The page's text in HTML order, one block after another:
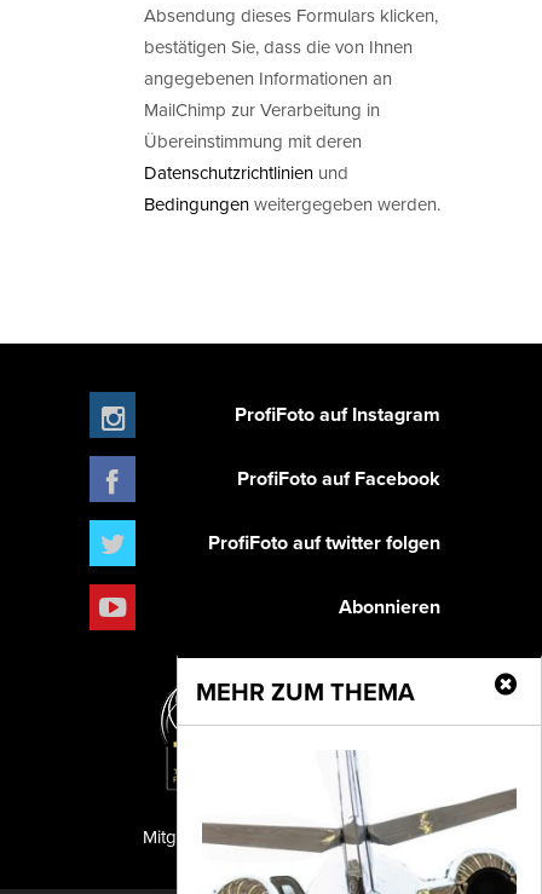
Absendung dieses Formulars klicken,
bestätigen Sie, dass die von Ihnen
angegebenen Informationen an
MailChimp zur Verarbeitung in
Übereinstimmung mit deren
Datenschutzrichtlinien und
Bedingungenweitergegeben werden.
MEHR ZUM THEMA
ProfiFoto auf Instagram
ProfiFoto auf Facebook
ProfiFoto auf twitter folgen
Abonnieren
PF Publishing GmbH
Mitglied der TIPA